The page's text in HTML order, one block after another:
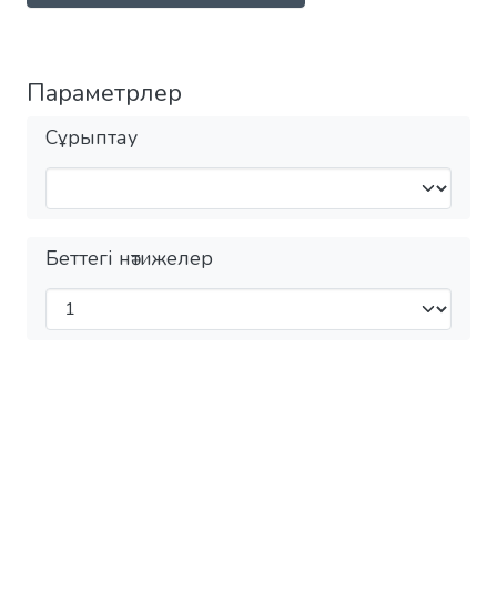
Параметрлер
Сұрыптау
Беттегі нәтижелер